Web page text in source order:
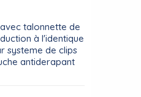
talonnette de
à l'identique
systeme de clips
antiderapant